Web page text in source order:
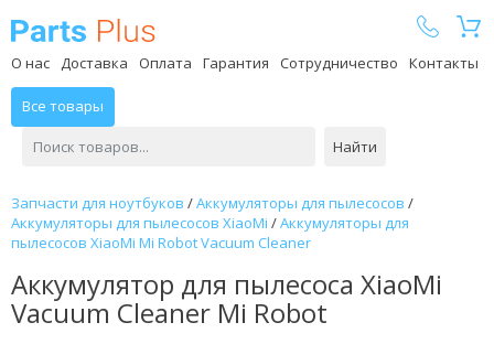
О нас Доставка Оплата Гарантия Сотрудничество Контакты
Все товары
Найти
Запчасти для ноутбуков /Аккумуляторы для пылесосов /
Аккумуляторы для пылесосов XiaoMi /Аккумуляторы для
пылесосов XiaoMi Mi Robot Vacuum Cleaner
Аккумулятор для пылесоса XiaoMi
Vacuum Cleaner Mi Robot